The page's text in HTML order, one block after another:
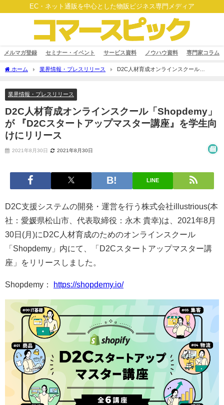
EC・ネット通販を中心とした物販ビジネス専門メディア
メルマガ登録 セミナー・イベント サービス資料 ノウハウ資料 専門家コラム
ホーム 業界情報・プレスリリース
D2C人材育成オンラインスクール
業界情報・プレスリリース
D2C人材育成オンラインスクール「Shopdemy」
が 『D2Cスタートアップマスター講座』を学生向
けにリリース
2021年8月30日 2021年8月30日
LINE
D2C支援システムの開発・運営を行う株式会社illustrious(本
社：愛媛県松山市、代表取締役：永木 貴幸)は、2021年8月
30日(月)にD2C人材育成のためのオンラインスクール
「Shopdemy」内にて、「D2Cスタートアップマスター講
座」をリリースしました。
Shopdemy： https://shopdemy.io/